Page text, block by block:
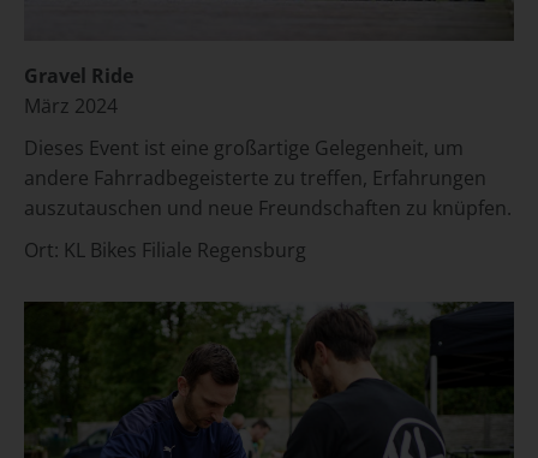
Gravel Ride
März 2024
Dieses Event ist eine großartige Gelegenheit, um
andere Fahrradbegeisterte zu treffen, Erfahrungen
auszutauschen und neue Freundschaften zu knüpfen.
Ort: KL Bikes Filiale Regensburg